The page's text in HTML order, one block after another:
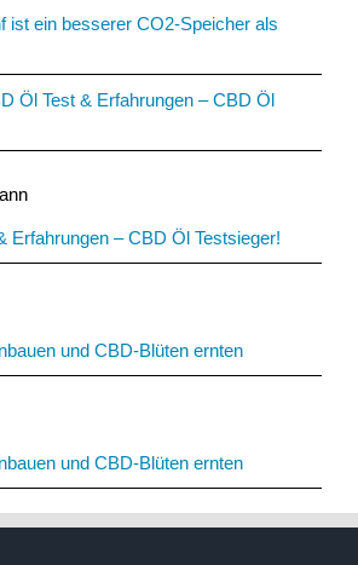
ist ein besserer CO2-Speicher als
Öl Test & Erfahrungen – CBD Öl
Erfahrungen – CBD Öl Testsieger!
und CBD-Blüten ernten
und CBD-Blüten ernten